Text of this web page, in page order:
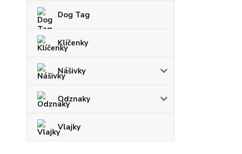
Dog Tag
Klíčenky
Nášivky
Odznaky
Vlajky